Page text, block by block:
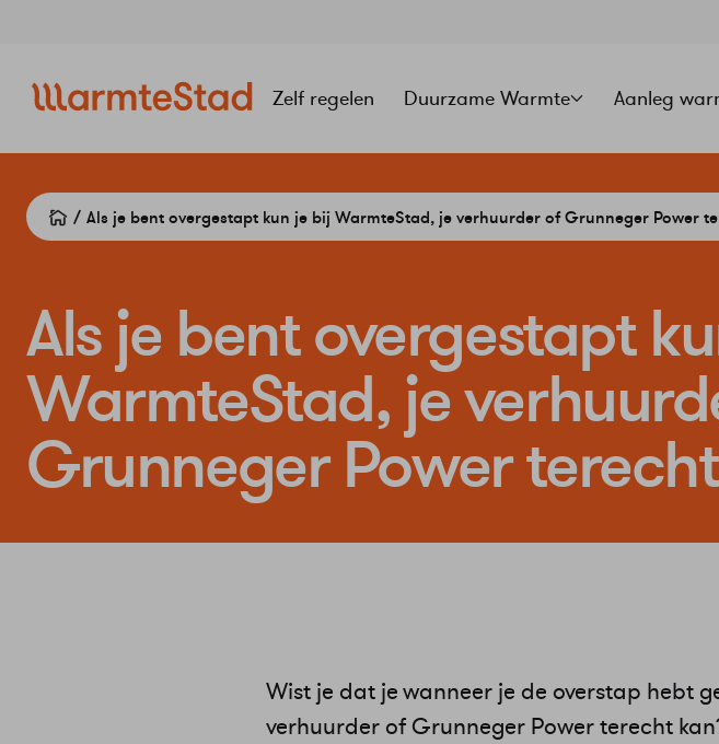
Zelf regelen Duurzame Warmte Aanleg
Als je bent overgestapt kun je bij WarmteStad, je verhuurder of Grunneger Power
Als je bent overgestapt
WarmteStad, je
Grunneger Power terecht
Wist je dat je wanneer je de overstap hebt
verhuurder of Grunneger Power terecht